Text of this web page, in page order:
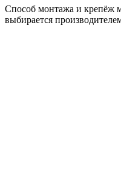
Способ монтажа и крепёж
выбирается